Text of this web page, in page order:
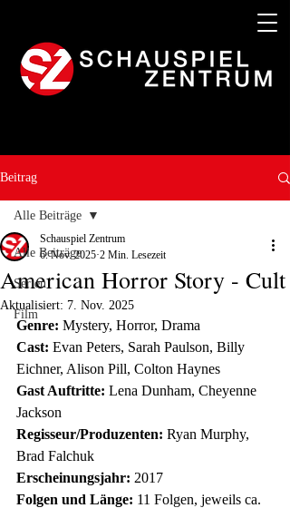
Beitrag
Alle Beiträge
Serien
Film
Alle Beiträge
American Horror Story - Cult
Schauspiel Zentrum
6. Nov. 2025 2 Min. Lesezeit
Aktualisiert: 7. Nov. 2025
Genre: Mystery, Horror, Drama
Cast: Evan Peters, Sarah Paulson, Billy
Eichner, Alison Pill, Colton Haynes
Gast Auftritte: Lena Dunham, Cheyenne
Jackson
Regisseur/Produzenten: Ryan Murphy,
Brad Falchuk
Erscheinungsjahr: 2017
Folgen und Länge: 11 Folgen, jeweils ca.